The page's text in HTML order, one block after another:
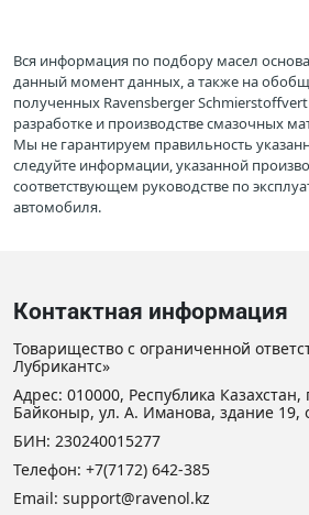
Вся информация по подбору масел
данный момент данных, а также на
полученных Ravensberger
разработке и производстве смазочных
Мы не гарантируем правильность
следуйте информации, указанной
соответствующем руководстве по
автомобиля.
Контактная информация
Товарищество с ограниченной
Лубрикантс»
Адрес: 010000, Республика Казахстан,
Байконыр, ул. А. Иманова, здание 19,
БИН: 230240015277
Телефон: +7(7172) 642-385
Email: support@ravenol.kz